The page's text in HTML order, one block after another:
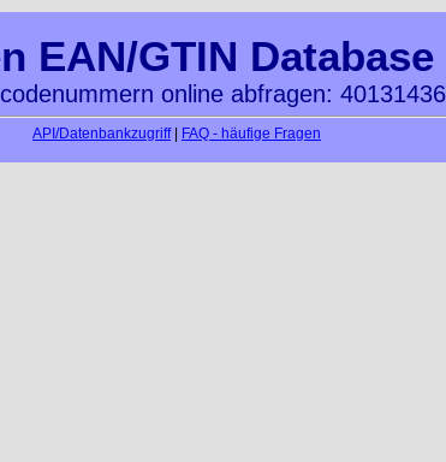
EAN/GTIN Database
online abfragen:
API/Datenbankzugriff| FAQ - häufige Fragen